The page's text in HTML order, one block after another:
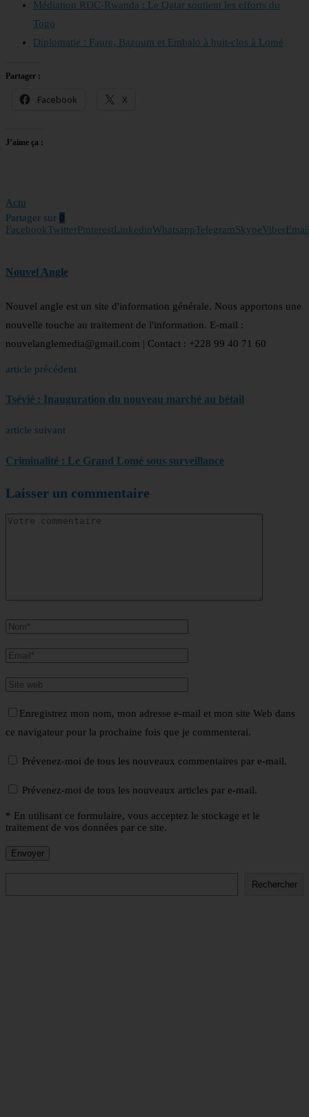
Médiation RDC-Rwanda : Le Qatar soutient les efforts du
Togo
Diplomatie : Faure, Bazoum et Embalo à huit-clos à Lomé
Partager :
Facebook X
J’aime ça :
Actu
Partager sur 0
FacebookTwitterPinterestLinkedinWhatsappTelegramSkypeViber
Nouvel Angle
Nouvel angle est un site d'information générale. Nous apportons une
nouvelle touche au traitement de l'information. E-mail :
nouvelanglemedia@gmail.com | Contact : +228 99 40 71 60
article précédent
Tsévié : Inauguration du nouveau marché au bétail
article suivant
Criminalité : Le Grand Lomé sous surveillance
Laisser un commentaire
Enregistrez mon nom, mon adresse e-mail et mon site Web dans
ce navigateur pour la prochaine fois que je commenterai.
Prévenez-moi de tous les nouveaux commentaires par e-mail.
Prévenez-moi de tous les nouveaux articles par e-mail.
* En utilisant ce formulaire, vous acceptez le stockage et le
traitement de vos données par ce site.
Rechercher